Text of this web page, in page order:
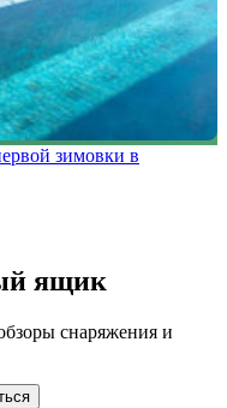
зимовки в
ящик
снаряжения и